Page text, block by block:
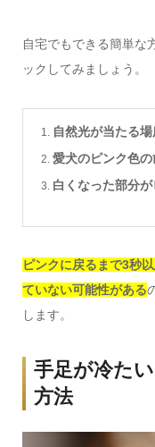
自宅でもできる簡単な
ックしてみましょう。
自然光が当たる
愛犬のピンク色
白くなった部分
ピンクに戻るまで3秒
ていない可能性がある
します。
手足が冷た
方法